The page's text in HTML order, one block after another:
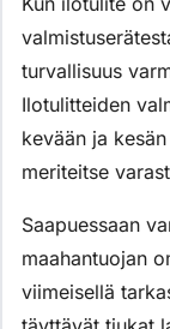
turvallisuus
Ilotulitteiden
kevään ja
meriteitse
Saapuessaan
maahantuojan
viimeisellä